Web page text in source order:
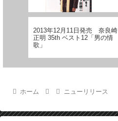
2013年12月11日発売 奈良崎
正明 35th ベスト12「男の情
歌」
ホーム ニューリリース